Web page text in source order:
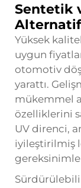
Sentetik
Yüksek
uygun
otomotiv
yarattı.
mükemmel
özelliklerini
UV direnci,
iyileştirilmiş